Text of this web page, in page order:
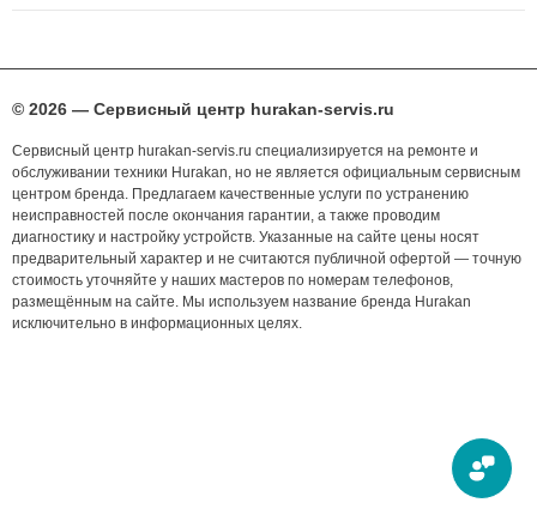
© 2026 — Сервисный центр hurakan-servis.ru
Сервисный центр hurakan-servis.ru специализируется на ремонте и
обслуживании техники Hurakan, но не является официальным сервисным
центром бренда. Предлагаем качественные услуги по устранению
неисправностей после окончания гарантии, а также проводим
диагностику и настройку устройств. Указанные на сайте цены носят
предварительный характер и не считаются публичной офертой — точную
стоимость уточняйте у наших мастеров по номерам телефонов,
размещённым на сайте. Мы используем название бренда Hurakan
исключительно в информационных целях.